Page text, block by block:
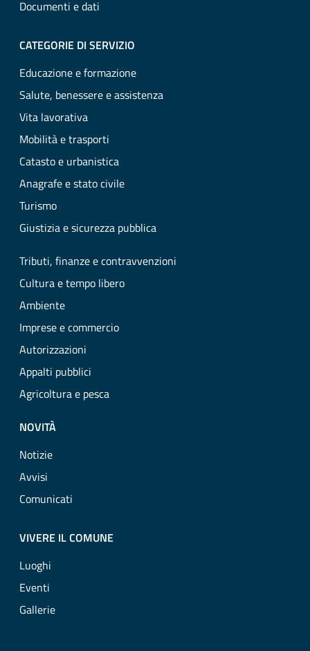
Documenti e dati
CATEGORIE DI SERVIZIO
Educazione e formazione
Salute, benessere e assistenza
Vita lavorativa
Mobilità e trasporti
Catasto e urbanistica
Anagrafe e stato civile
Turismo
Giustizia e sicurezza pubblica
Tributi, finanze e contravvenzioni
Cultura e tempo libero
Ambiente
Imprese e commercio
Autorizzazioni
Appalti pubblici
Agricoltura e pesca
NOVITÀ
Notizie
Avvisi
Comunicati
VIVERE IL COMUNE
Luoghi
Eventi
Gallerie